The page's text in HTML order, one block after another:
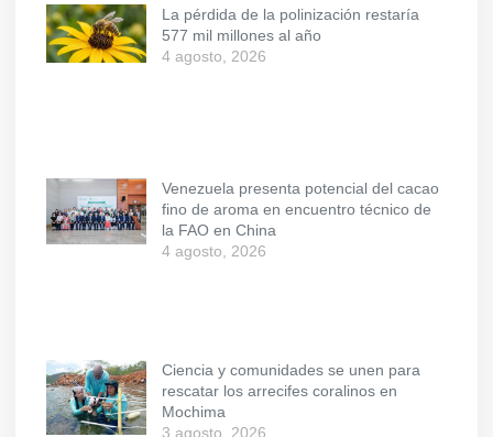
La pérdida de la polinización restaría
577 mil millones al año
4 agosto, 2026
Venezuela presenta potencial del cacao
fino de aroma en encuentro técnico de
la FAO en China
4 agosto, 2026
Ciencia y comunidades se unen para
rescatar los arrecifes coralinos en
Mochima
3 agosto, 2026